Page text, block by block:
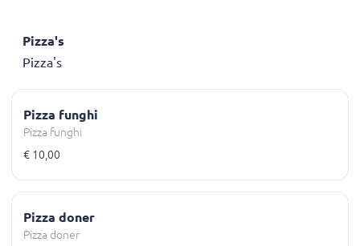
Pizza's
Pizza's
Pizza funghi
Pizza funghi
€ 10,00
Pizza doner
Pizza doner